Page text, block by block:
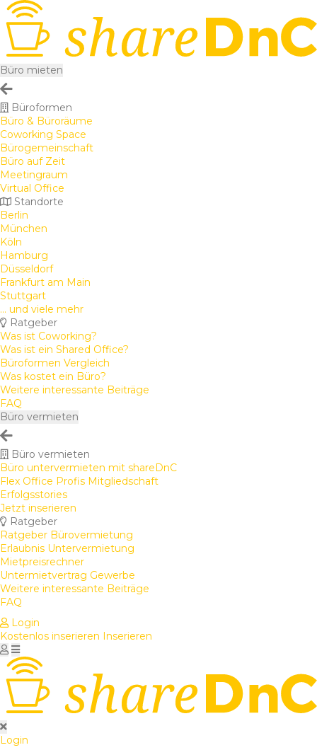
Büro mieten
Büroformen
Büro & Büroräume
Coworking Space
Bürogemeinschaft
Büro auf Zeit
Meetingraum
Virtual Office
Standorte
Berlin
München
Köln
Hamburg
Düsseldorf
Frankfurt am Main
Stuttgart
... und viele mehr
Ratgeber
Was ist Coworking?
Was ist ein Shared Office?
Büroformen Vergleich
Was kostet ein Büro?
Weitere interessante Beiträge
FAQ
Büro vermieten
Büro vermieten
Büro untervermieten mit shareDnC
Flex Office Profis Mitgliedschaft
Erfolgsstories
Jetzt inserieren
Ratgeber
Ratgeber Bürovermietung
Erlaubnis Untervermietung
Mietpreisrechner
Untermietvertrag Gewerbe
Weitere interessante Beiträge
FAQ
Login
Kostenlos inserieren Inserieren
Login